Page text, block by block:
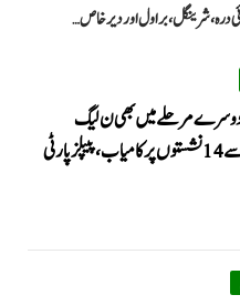
درہ، شرینگل، براول اور دیر خاص…
کا دوسرے مرحلے میں بھی ن لیگ
کامیاب، 20 میں سے 14 نشستوں پر کامیاب، پیپلزپارٹی